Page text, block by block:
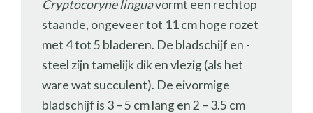
Cryptocoryne linguavormt een rechtop
staande, ongeveer tot 11 cm hoge rozet
met 4 tot 5 bladeren. De bladschijf en -
steel zijn tamelijk dik en vlezig (als het
ware wat succulent). De eivormige
bladschijf is 3 – 5 cm lang en 2 – 3.5 cm